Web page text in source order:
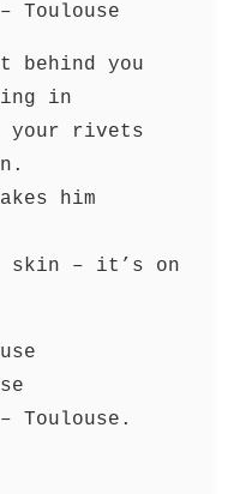
Toulouse
behind you
in
your rivets
him
skin – it’s on
Toulouse.